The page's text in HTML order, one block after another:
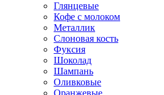
Глянцевые
Кофе с молоком
Металлик
Слоновая кость
Фуксия
Шоколад
Шампань
Оливковые
Оранжевые